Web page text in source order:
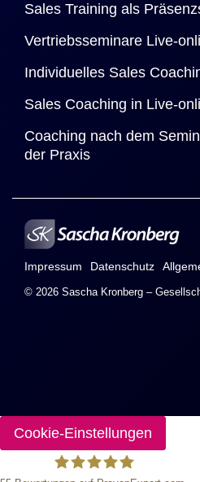
Sales Training als
Vertriebsseminare Live-
Individuelles Sales
Sales Coaching in Live-
Coaching nach dem
der Praxis
Impressum Datenschutz
© 2026 Sascha Kronberg –
Cookie-Einstellungen